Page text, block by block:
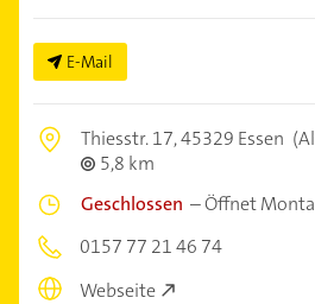
E-Mail
Thiesstr. 17,45329 Essen
5,8 km
Geschlossen –Öffnet
0157 77 21 46 74
Webseite